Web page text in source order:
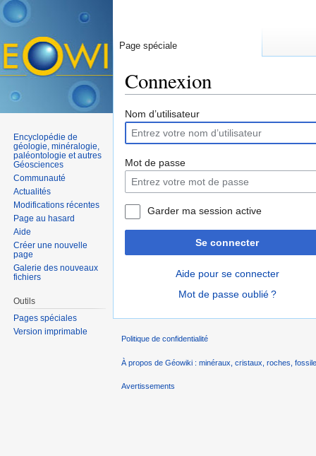
Connexion
Nom d’utilisateur
Mot de passe
Garder ma session active
Se connecter
Aide pour se connecter
Mot de passe oublié ?
Page spéciale
Encyclopédie de
géologie, minéralogie,
paléontologie et autres
Géosciences
Communauté
Actualités
Modifications récentes
Page au hasard
Aide
Créer une nouvelle
page
Galerie des nouveaux
fichiers
Outils
Pages spéciales
Version imprimable
Politique de confidentialité
À propos de Géowiki : minéraux, cristaux, roches,
Avertissements